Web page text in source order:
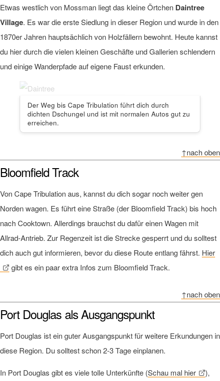
Etwas westlich von Mossman liegt das kleine Örtchen Daintree
Village. Es war die erste Siedlung in dieser Region und wurde in den
1870er Jahren hauptsächlich von Holzfällern bewohnt. Heute kannst
du hier durch die vielen kleinen Geschäfte und Gallerien schlendern
und einige Wanderpfade auf eigene Faust erkunden.
Der Weg bis Cape Tribulation führt dich durch
dichten Dschungel und ist mit normalen Autos gut zu
erreichen.
↑nach oben
Bloomfield Track
Von Cape Tribulation aus, kannst du dich sogar noch weiter gen
Norden wagen. Es führt eine Straße (der Bloomfield Track) bis hoch
nach Cooktown. Allerdings brauchst du dafür einen Wagen mit
Allrad-Antrieb. Zur Regenzeit ist die Strecke gesperrt und du solltest
dich auch gut informieren, bevor du diese Route entlang fährst. Hier
gibt es ein paar extra Infos zum Bloomfield Track.
↑nach oben
Port Douglas als Ausgangspunkt
Port Douglas ist ein guter Ausgangspunkt für weitere Erkundungen in
diese Region. Du solltest schon 2-3 Tage einplanen.
In Port Douglas gibt es viele tolle Unterkünfte (Schau mal hier
),